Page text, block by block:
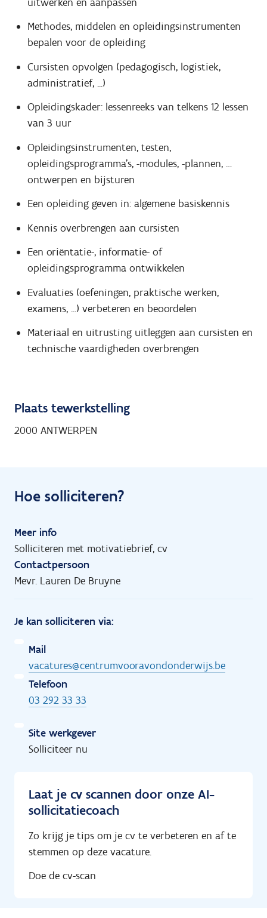
Methodes, middelen en opleidingsinstrumenten
bepalen voor de opleiding
Cursisten opvolgen (pedagogisch, logistiek,
administratief, ...)
Opleidingskader: lessenreeks van telkens 12 lessen
van 3 uur
Opleidingsinstrumenten, testen,
opleidingsprogramma’s, -modules, -plannen, …
ontwerpen en bijsturen
Een opleiding geven in: algemene basiskennis
Kennis overbrengen aan cursisten
Een oriëntatie-, informatie- of
opleidingsprogramma ontwikkelen
Evaluaties (oefeningen, praktische werken,
examens, ...) verbeteren en beoordelen
Materiaal en uitrusting uitleggen aan cursisten en
technische vaardigheden overbrengen
Plaats tewerkstelling
2000 ANTWERPEN
Hoe solliciteren?
Meer info
Solliciteren met motivatiebrief, cv
Contactpersoon
Mevr. Lauren De Bruyne
Je kan solliciteren via:
Mail
vacatures@centrumvooravondonderwijs.be
Telefoon
03 292 33 33
Site werkgever
Solliciteer nu
Laat je cv scannen door onze AI-
sollicitatiecoach
Zo krijg je tips om je cv te verbeteren en af te
stemmen op deze vacature.
Doe de cv-scan